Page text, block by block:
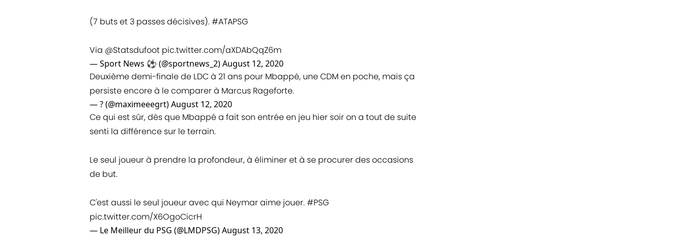
(7 buts et 3 passes décisives).#ATAPSG
Via @Statsdufoot pic.twitter.com/aXDAbQqZ6m
— Sport News ⚽️ (@sportnews_2)August 12, 2020
Deuxième demi-finale de LDC à 21 ans pour Mbappé, une CDM en poche, mais ça
persiste encore à le comparer à Marcus Rageforte.
— ? (@maximeeegrt)August 12, 2020
Ce qui est sûr, dès que Mbappé a fait son entrée en jeu hier soir on a tout de suite
senti la différence sur le terrain.
Le seul joueur à prendre la profondeur, à éliminer et à se procurer des occasions
de but.
C'est aussi le seul joueur avec qui Neymar aime jouer.#PSG
pic.twitter.com/X6OgoCicrH
— Le Meilleur du PSG (@LMDPSG)August 13, 2020